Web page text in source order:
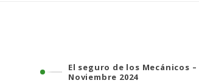
El seguro de los Mecánicos –
Noviembre 2024